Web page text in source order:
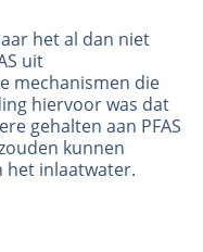
het al dan niet
uit
mechanismen die
hiervoor was dat
gehalten aan PFAS
kunnen
het inlaatwater.